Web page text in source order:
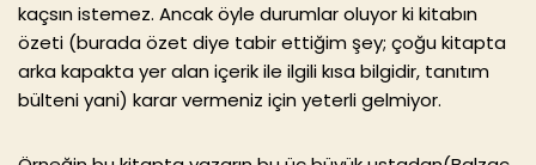
kaçsın istemez. Ancak öyle durumlar oluyor ki kitabın
özeti (burada özet diye tabir ettiğim şey; çoğu kitapta
arka kapakta yer alan içerik ile ilgili kısa bilgidir, tanıtım
bülteni yani) karar vermeniz için yeterli gelmiyor.